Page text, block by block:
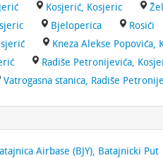
Kosjerić, Kosjeric
Bjeloperica Rosići
Kneza Alekse Popovića,
Radiše Petronijevića,
Vatrogasna stanica, Radiše
Airbase (BJY), Batajnicki Put